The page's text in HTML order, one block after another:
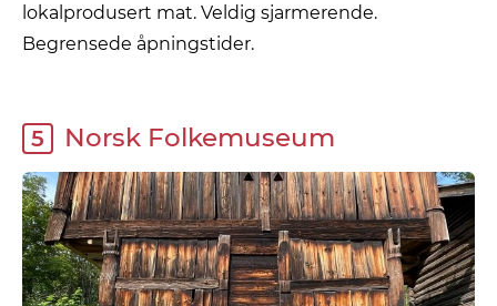
lokalprodusert mat. Veldig sjarmerende.
Begrensede åpningstider.
5 Norsk Folkemuseum